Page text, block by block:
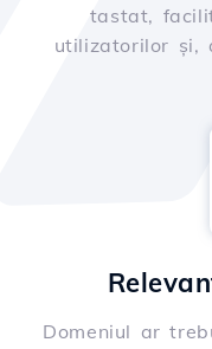
tastat,
utilizatorilor și,
Domeniul ar